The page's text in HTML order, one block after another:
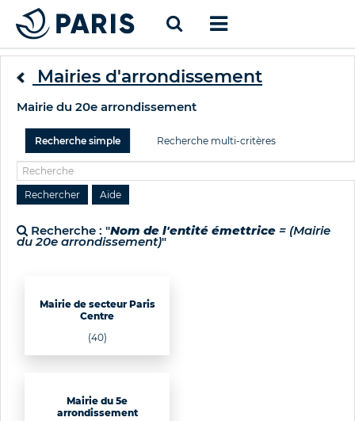
Mairies d'arrondissement
Mairie du 20e arrondissement
Recherche simple Recherche multi-critères
Recherche : "Nom de l'entité émettrice = (Mairie
du 20e arrondissement)"
Mairie de secteur Paris
Centre
(40)
Mairie du 5e
arrondissement